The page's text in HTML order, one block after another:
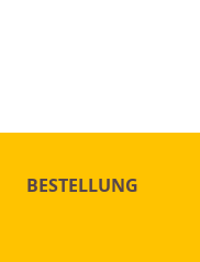
BESTELLUNG